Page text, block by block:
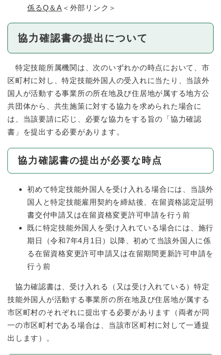
係るQ＆A ＜外部リンク＞
協力確認書の提出について
特定技能所属機関は、次のいずれかの時点において、市
区町村に対し、特定技能外国人の受入れに当たり、当該外
国人が活動する事業所の所在地及び住居地が属する地方公
共団体から、共生施策に対する協力を求められた場合に
は、当該要請に応じ、必要な協力をする旨の「協力確認
書」を提出する必要があります。
協力確認書の提出が必要な時点
初めて特定技能外国人を受け入れる場合には、当該外
国人と特定技能雇用契約を締結後、在留資格認定証明
書交付申請又は在留資格変更許可申請を行う前
既に特定技能外国人を受け入れている場合には、施行
期日（令和7年4月1日）以降、初めて当該外国人に係
る在留資格変更許可申請又は在留期間更新許可申請を
行う前
協力確認書は、受け入れる（又は受け入れている）特定
技能外国人が活動する事業所の所在地及び住居地が属する
市区町村のそれぞれに提出する必要があります（両者が同
一の市区町村である場合は、当該市区町村に対して一通提
出します）。